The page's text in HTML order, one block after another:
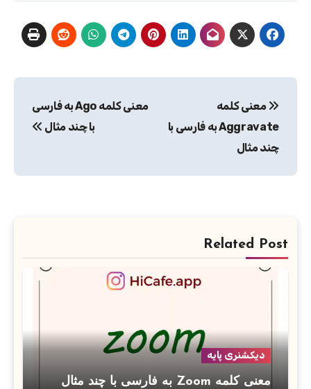
نوشته
معنی کلمه
Aggravate به فارسی با
چند مثال
معنی کلمه Ago به فارسی
با چند مثال
Related Post
دیکشنری پایه
معنی کلمه Zoom به فارسی با چند مثال